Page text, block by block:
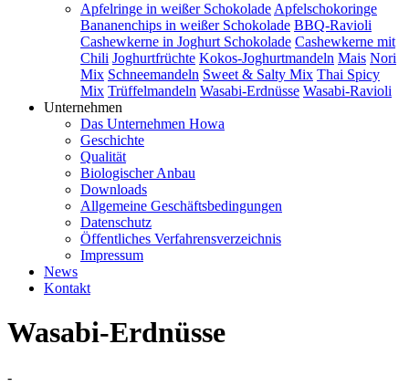
Apfelringe in weißer Schokolade Apfelschokoringe
Bananenchips in weißer Schokolade BBQ-Ravioli
Cashewkerne in Joghurt Schokolade Cashewkerne mit
Chili Joghurtfrüchte Kokos-Joghurtmandeln Mais Nori
Mix Schneemandeln Sweet & Salty Mix Thai Spicy
Mix Trüffelmandeln Wasabi-Erdnüsse Wasabi-Ravioli
Unternehmen
Das Unternehmen Howa
Geschichte
Qualität
Biologischer Anbau
Downloads
Allgemeine Geschäftsbedingungen
Datenschutz
Öffentliches Verfahrensverzeichnis
Impressum
News
Kontakt
Wasabi-Erdnüsse
-